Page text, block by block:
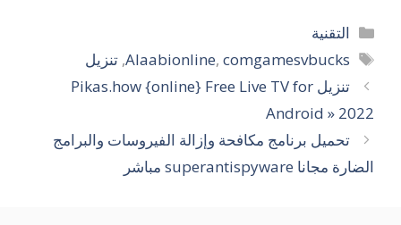
التصنيفات
التقنية
الوسوم
Alaabionline, comgamesvbucks
,تنزيل
تنزيل Pikas.how {online} Free Live TV for
Android » 2022
تحميل برنامج مكافحة وإزالة الفيروسات والبرامج
الضارة مجانا superantispyware مباشر